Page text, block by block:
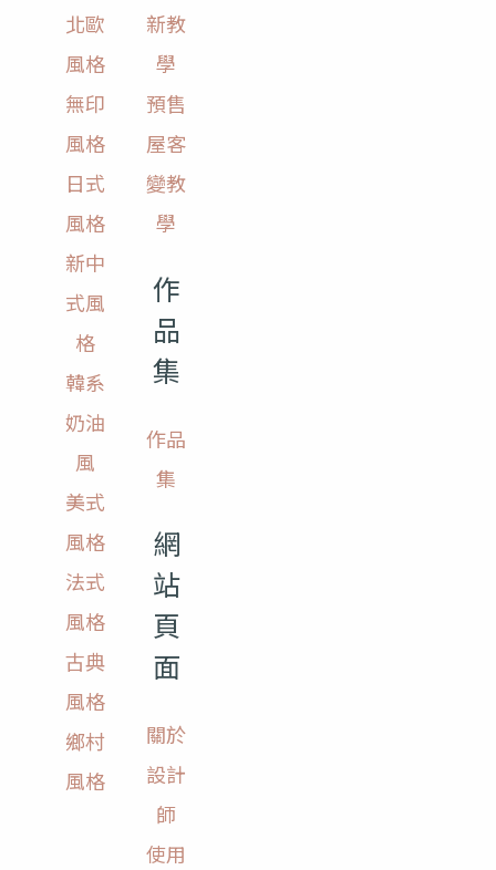
北歐
風格
無印
風格
日式
風格
新中
式風
格
韓系
奶油
風
美式
風格
法式
風格
古典
風格
鄉村
風格
新教
學
預售
屋客
變教
學
作
品
集
作品
集
網
站
頁
面
關於
設計
師
使用